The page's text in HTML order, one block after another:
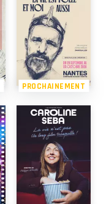
PROCHAINEMENT